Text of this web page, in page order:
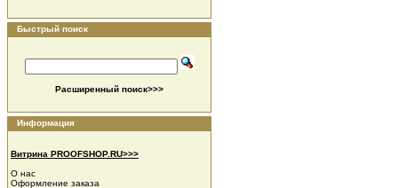
Быстрый поиск
Расширенный поиск>>>
Информация
Витрина PROOFSHOP.RU>>>
О нас
Оформление заказа